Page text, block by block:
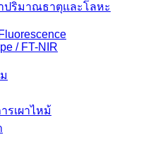
ปริมาณธาตุและโลหะ
/ FT-NIR
รเผาไหม้